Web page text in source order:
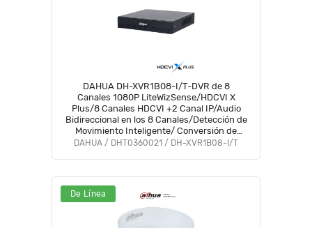
DAHUA DH-XVR1B08-I/T-DVR de 8
Canales 1080P LiteWizSense/HDCVI X
Plus/8 Canales HDCVI +2 Canal IP/Audio
Bidireccional en los 8 Canales/Detección de
Movimiento Inteligente/ Conversión de
Hasta 10 Canales IP/ Decodificación de
DAHUA / DHT0360021 / DH-XVR1B08-I/T
De Línea